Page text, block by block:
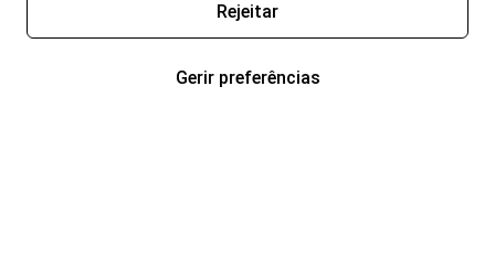
Rejeitar
Gerir preferências